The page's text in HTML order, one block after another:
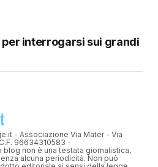
interrogarsi sui grandi
- Associazione Via Mater - Via
96634310583 -
non è una testata giornalistica,
alcuna periodicità. Non può